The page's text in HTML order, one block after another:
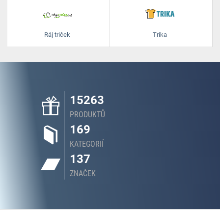
Ráj triček Trika
15263
PRODUKTŮ
169
KATEGORIÍ
137
ZNAČEK